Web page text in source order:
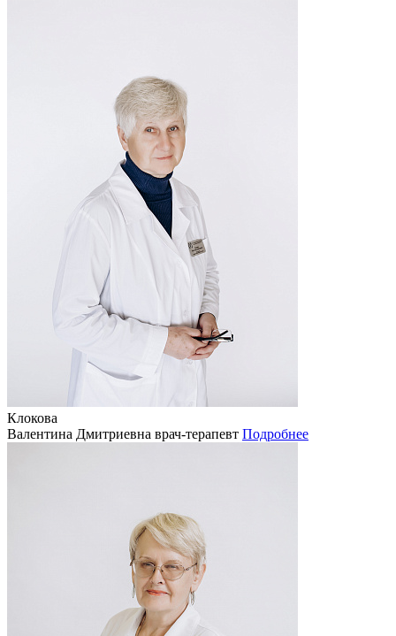
Клокова
Валентина Дмитриевна врач-терапевт Подробнее